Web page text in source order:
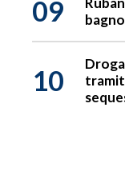
09
10